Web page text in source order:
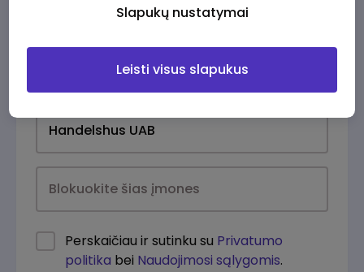
Perskaičiau ir sutinku su Privatumo
politika bei Naudojimosi sąlygomis.
Slapukų nustatymai
Leisti visus slapukus